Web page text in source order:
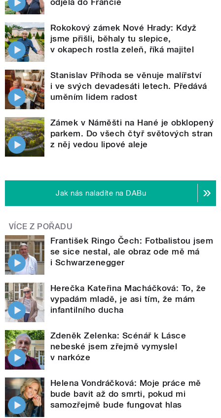
Rokokový zámek Nové Hrady: Když
jsme přišli, běhaly tu slepice,
v okapech rostla zeleň, říká majitel
Stanislav Příhoda se věnuje malířství
i ve svých devadesáti letech. Předává
uměním lidem radost
Zámek v Náměšti na Hané je obklopený
parkem. Do všech čtyř světových stran
z něj vedou lipové aleje
Jak nás naladíte na DABu
VÍCE Z POŘADU
František Ringo Čech: Fotbalistou jsem
se sice nestal, ale obraz ode mě má
i Schwarzenegger
Herečka Kateřina Macháčková: To, že
vypadám mladě, je asi tím, že mám
infantilního ducha
Zdeněk Zelenka: Scénář k Lásce
nebeské jsem zřejmě vymyslel
v narkóze
Helena Vondráčková: Moje práce mě
bude bavit až do smrti, pokud mi
samozřejmě bude fungovat hlas